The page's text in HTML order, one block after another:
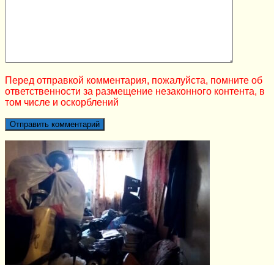
Перед отправкой комментария, пожалуйста, помните об
ответственности за размещение незаконного контента, в
том числе и оскорблений